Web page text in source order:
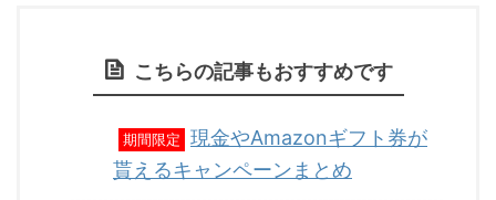
こちらの記事もおすすめです
期間限定
現金やAmazonギフト券が
貰えるキャンペーンまとめ